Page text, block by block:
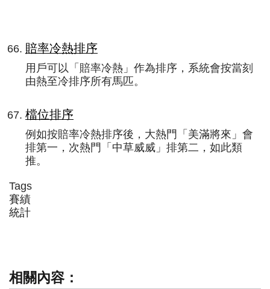
賠率冷熱排序
用戶可以「賠率冷熱」作為排序，系統會按當刻
由熱至冷排序所有馬匹。
檔位排序
例如按賠率冷熱排序後，大熱門「美滿將來」會
排第一，次熱門「中草威威」排第二，如此類
推。
Tags
賽績
統計
相關內容：